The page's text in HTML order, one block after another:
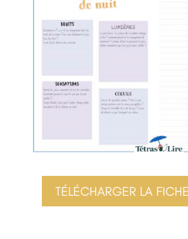
TÉLÉCHARGER LA